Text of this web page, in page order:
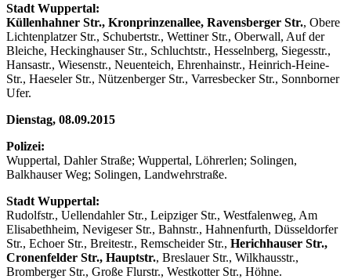
Stadt Wuppertal:
Küllenhahner Str., Kronprinzenallee, Ravensberger Str., Obere
Lichtenplatzer Str., Schubertstr., Wettiner Str., Oberwall, Auf der
Bleiche, Heckinghauser Str., Schluchtstr., Hesselnberg, Siegesstr.,
Hansastr., Wiesenstr., Neuenteich, Ehrenhainstr., Heinrich-Heine-
Str., Haeseler Str., Nützenberger Str., Varresbecker Str., Sonnborner
Ufer.
Dienstag, 08.09.2015
Polizei:
Wuppertal, Dahler Straße; Wuppertal, Löhrerlen; Solingen,
Balkhauser Weg; Solingen, Landwehrstraße.
Stadt Wuppertal:
Rudolfstr., Uellendahler Str., Leipziger Str., Westfalenweg, Am
Elisabethheim, Nevigeser Str., Bahnstr., Hahnenfurth, Düsseldorfer
Str., Echoer Str., Breitestr., Remscheider Str., Herichhauser Str.,
Cronenfelder Str., Hauptstr., Breslauer Str., Wilkhausstr.,
Bromberger Str., Große Flurstr., Westkotter Str., Höhne.